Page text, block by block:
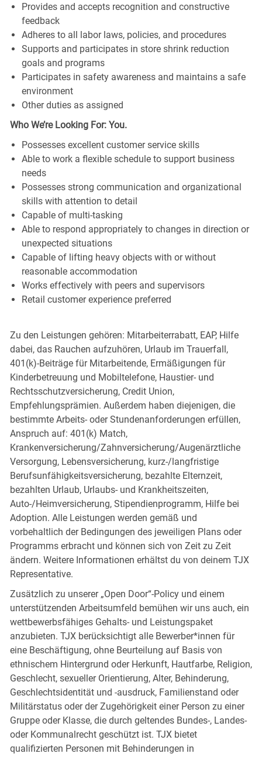
Provides and accepts recognition and constructive
feedback
Adheres to all labor laws, policies, and procedures
Supports and participates in store shrink reduction
goals and programs
Participates in safety awareness and maintains a safe
environment
Other duties as assigned
Who We’re Looking For: You.
Possesses excellent customer service skills
Able to work a flexible schedule to support business
needs
Possesses strong communication and organizational
skills with attention to detail
Capable of multi-tasking
Able to respond appropriately to changes in direction or
unexpected situations
Capable of lifting heavy objects with or without
reasonable accommodation
Works effectively with peers and supervisors
Retail customer experience preferred
Zu den Leistungen gehören: Mitarbeiterrabatt, EAP, Hilfe
dabei, das Rauchen aufzuhören, Urlaub im Trauerfall,
401(k)-Beiträge für Mitarbeitende, Ermäßigungen für
Kinderbetreuung und Mobiltelefone, Haustier- und
Rechtsschutzversicherung, Credit Union,
Empfehlungsprämien. Außerdem haben diejenigen, die
bestimmte Arbeits- oder Stundenanforderungen erfüllen,
Anspruch auf: 401(k) Match,
Krankenversicherung/Zahnversicherung/Augenärztliche
Versorgung, Lebensversicherung, kurz-/langfristige
Berufsunfähigkeitsversicherung, bezahlte Elternzeit,
bezahlten Urlaub, Urlaubs- und Krankheitszeiten,
Auto-/Heimversicherung, Stipendienprogramm, Hilfe bei
Adoption. Alle Leistungen werden gemäß und
vorbehaltlich der Bedingungen des jeweiligen Plans oder
Programms erbracht und können sich von Zeit zu Zeit
ändern. Weitere Informationen erhältst du von deinem TJX
Representative.
Zusätzlich zu unserer „Open Door“-Policy und einem
unterstützenden Arbeitsumfeld bemühen wir uns auch, ein
wettbewerbsfähiges Gehalts- und Leistungspaket
anzubieten. TJX berücksichtigt alle Bewerber*innen für
eine Beschäftigung, ohne Beurteilung auf Basis von
ethnischem Hintergrund oder Herkunft, Hautfarbe, Religion,
Geschlecht, sexueller Orientierung, Alter, Behinderung,
Geschlechtsidentität und -ausdruck, Familienstand oder
Militärstatus oder der Zugehörigkeit einer Person zu einer
Gruppe oder Klasse, die durch geltendes Bundes-, Landes-
oder Kommunalrecht geschützt ist. TJX bietet
qualifizierten Personen mit Behinderungen in